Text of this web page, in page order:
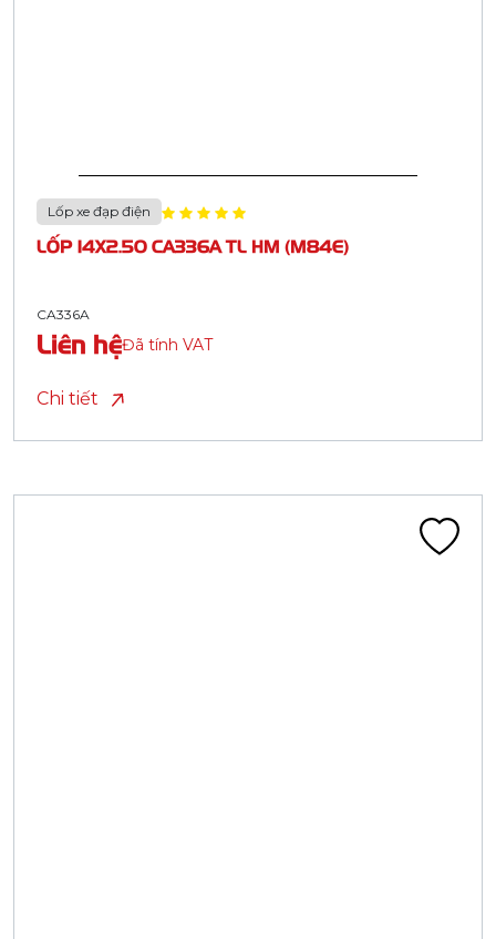
Lốp xe đạp điện
LỐP 14X2.50 CA336A TL HM (M84E)
CA336A
Liên hệĐã tính VAT
Chi tiết